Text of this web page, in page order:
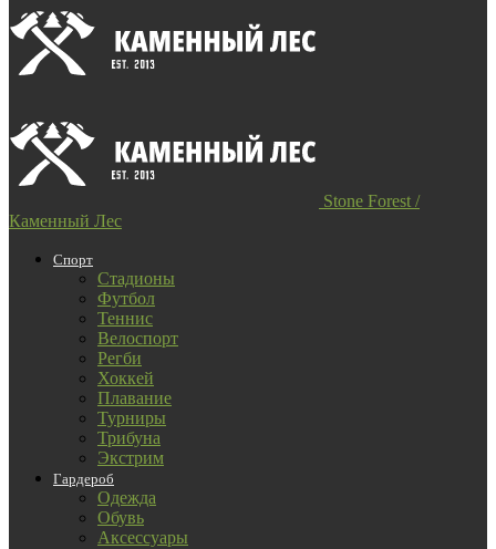
Stone Forest /
Каменный Лес
Спорт
Стадионы
Футбол
Теннис
Велоспорт
Регби
Хоккей
Плавание
Турниры
Трибуна
Экстрим
Гардероб
Одежда
Обувь
Аксессуары